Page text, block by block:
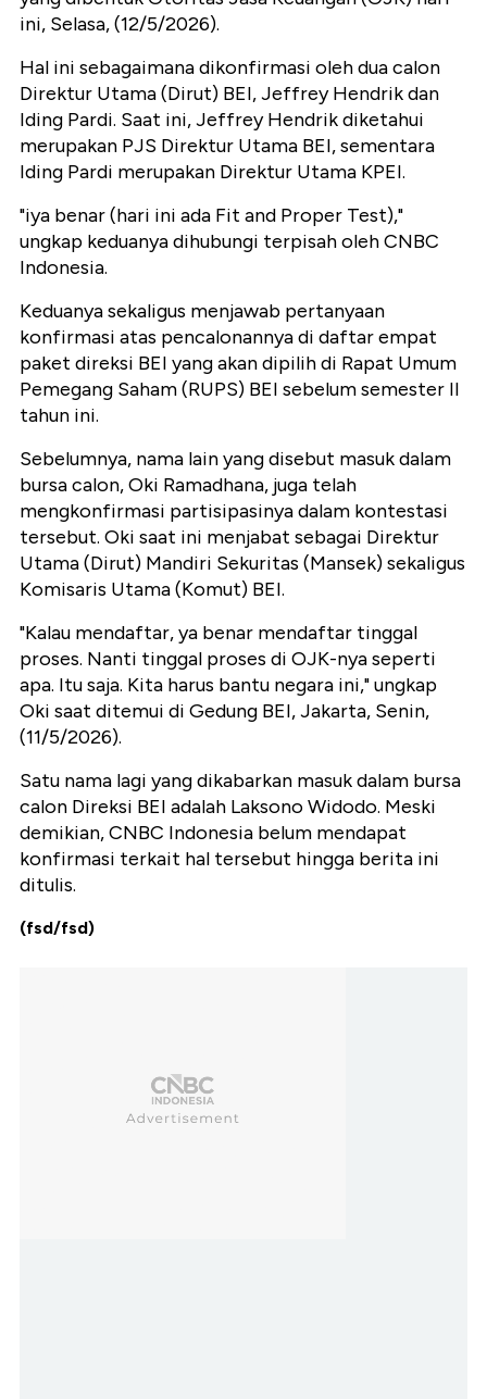
ini, Selasa, (12/5/2026).
Hal ini sebagaimana dikonfirmasi oleh dua calon
Direktur Utama (Dirut) BEI, Jeffrey Hendrik dan
Iding Pardi. Saat ini, Jeffrey Hendrik diketahui
merupakan PJS Direktur Utama BEI, sementara
Iding Pardi merupakan Direktur Utama KPEI.
"iya benar (hari ini ada Fit and Proper Test),"
ungkap keduanya dihubungi terpisah oleh CNBC
Indonesia.
Keduanya sekaligus menjawab pertanyaan
konfirmasi atas pencalonannya di daftar empat
paket direksi BEI yang akan dipilih di Rapat Umum
Pemegang Saham (RUPS) BEI sebelum semester II
tahun ini.
Sebelumnya, nama lain yang disebut masuk dalam
bursa calon, Oki Ramadhana, juga telah
mengkonfirmasi partisipasinya dalam kontestasi
tersebut. Oki saat ini menjabat sebagai Direktur
Utama (Dirut) Mandiri Sekuritas (Mansek) sekaligus
Komisaris Utama (Komut) BEI.
"Kalau mendaftar, ya benar mendaftar tinggal
proses. Nanti tinggal proses di OJK-nya seperti
apa. Itu saja. Kita harus bantu negara ini," ungkap
Oki saat ditemui di Gedung BEI, Jakarta, Senin,
(11/5/2026).
Satu nama lagi yang dikabarkan masuk dalam bursa
calon Direksi BEI adalah Laksono Widodo. Meski
demikian, CNBC Indonesia belum mendapat
konfirmasi terkait hal tersebut hingga berita ini
ditulis.
(fsd/fsd)